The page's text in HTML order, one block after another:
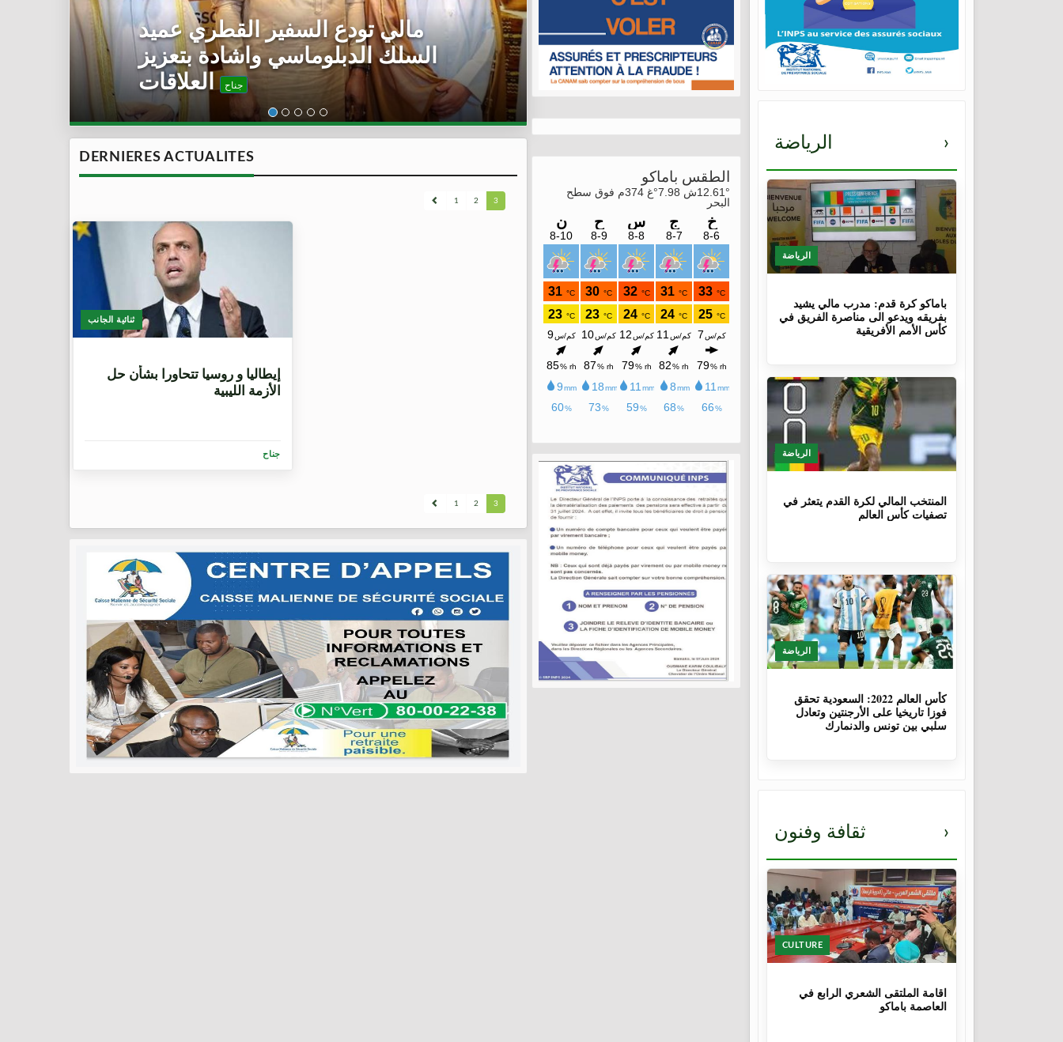
مالي: سفير الاتحاد الأوربي سقسم
مأدبة افطار جناح
DERNIERES ACTUALITES
1 2 3
ثنائية الجانب
إيطاليا و روسيا تتحاورا بشأن حل
الأزمة الليبية
جناح
1 2 3
الرياضة ›
الرياضة
باماكو كرة قدم: مدرب مالي يشيد
بفريقه ويدعو الى مناصرة الفريق في
كأس الأمم الأفريقية
الرياضة
المنتخب المالي لكرة القدم يتعثر في
تصفيات كأس العالم
الرياضة
كأس العالم 2022: السعودية تحقق
فوزا تاريخيا على الأرجنتين وتعادل
سلبي بين تونس والدنمارك
ثقافة وفنون ›
CULTURE
اقامة الملتقى الشعري الرابع في
العاصمة باماكو